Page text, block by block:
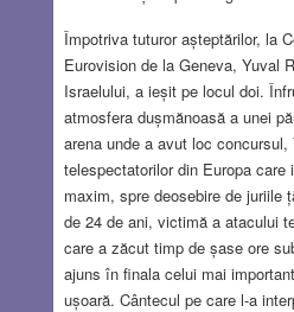
Împotriva tuturor așteptărilor, la
Eurovision de la Geneva, Yuval
Israelului, a ieșit pe locul doi.
atmosfera dușmănoasă a unei
arena unde a avut loc
telespectatorilor din Europa care
maxim, spre deosebire de juriile
de 24 de ani, victimă a atacului
care a zăcut timp de șase ore
ajuns în finala celui mai
ușoară. Cântecul pe care l-a